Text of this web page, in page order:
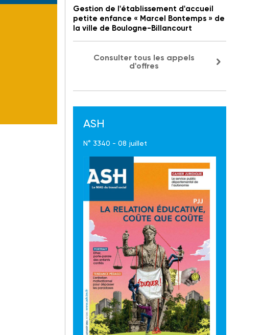
Gestion de l'établissement d'accueil
petite enfance « Marcel Bontemps » de
la ville de Boulogne-Billancourt
Consulter tous les appels
d'offres
ASH
N° 3340 - 08 juillet